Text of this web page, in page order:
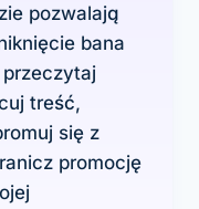
pozwalają
bana
treść,
się z
promocję